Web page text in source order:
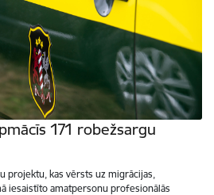
171 robežsargu
projektu, kas vērsts uz migrācijas,
iesaistīto amatpersonu profesionālās